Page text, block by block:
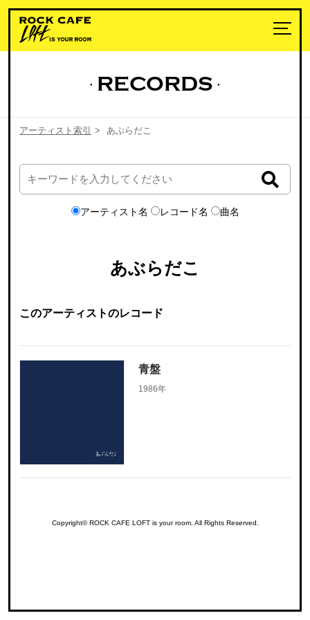
RECORDS
アーティスト索引 > あぶらだこ
アーティスト名 レコード名 曲名
あぶらだこ
このアーティストのレコード
青盤
1986年
Copyright© ROCK CAFE LOFT is your room. All Rights Reserved.